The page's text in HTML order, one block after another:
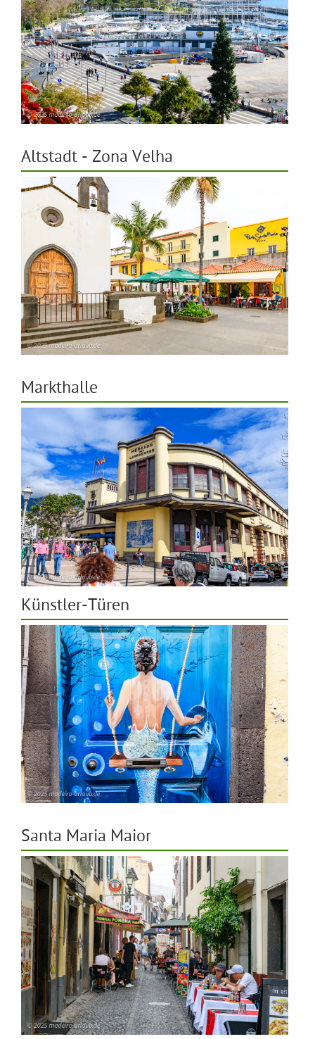
Altstadt - Zona Velha
Markthalle
Künstler-Türen
Santa Maria Maior